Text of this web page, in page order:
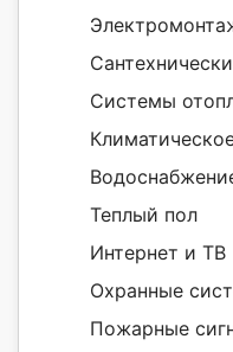
Системы
Теплый пол
Интернет и ТВ
Охранные
Пожарные